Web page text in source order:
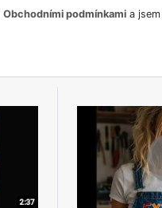
Obchodními podmínkamia jsem